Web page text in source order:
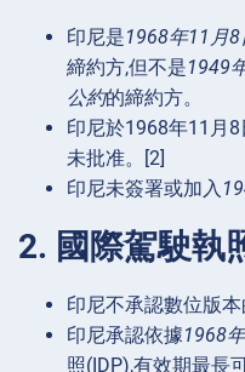
印尼是1968年11月
締約方,但不是1949
公約的締約方。
印尼於1968年11月8
未批准。[2]
印尼未簽署或加入
2. 國際駕駛執
印尼不承認數位版本
印尼承認依據1968
照(IDP),有效期最長